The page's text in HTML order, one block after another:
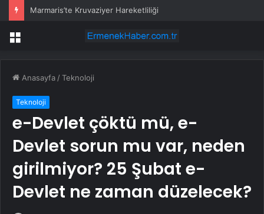
Marmaris’te Kruvaziyer Hareketliliği
Menü
Anasayfa /Teknoloji
Teknoloji
e-Devlet çöktü mü, e-
Devlet sorun mu var, neden
girilmiyor? 25 Şubat e-
Devlet ne zaman düzelecek?